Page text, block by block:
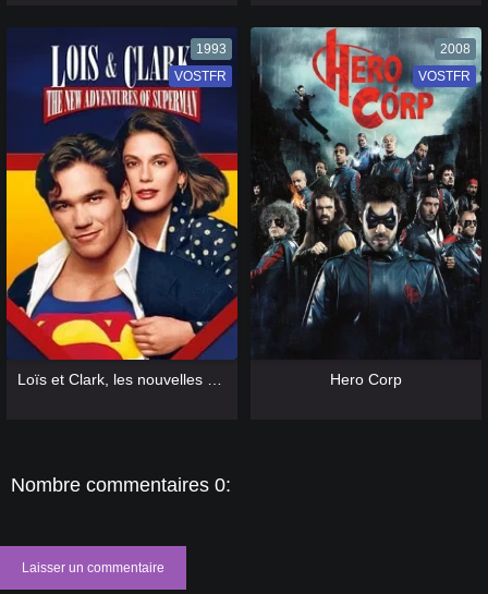
1993
VF
VOSTFR
2008
VF
VOSTFR
Hero Corp
Nombre commentaires 0:
Laisser un commentaire